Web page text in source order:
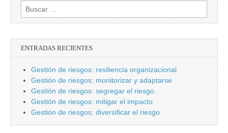
Buscar:
ENTRADAS RECIENTES
Gestión de riesgos: resiliencia organizacional
Gestión de riesgos: monitorizar y adaptarse
Gestión de riesgos: segregar el riesgo.
Gestión de riesgos: mitigar el impacto
Gestión de riesgos: diversificar el riesgo